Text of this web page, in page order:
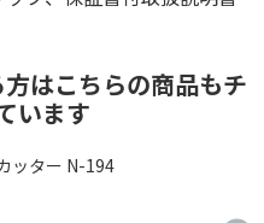
はこちらの商品もチ
います
ッター N-194